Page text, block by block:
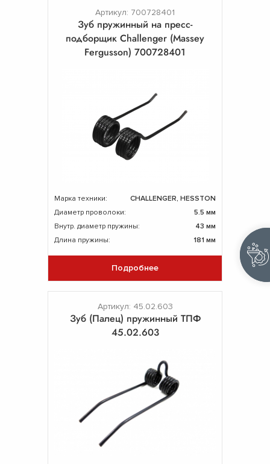
Артикул: 700728401
Зуб пружинный на пресс-
подборщик Challenger (Massey
Fergusson) 700728401
Марка техники:
CHALLENGER, HESSTON
Диаметр проволоки:
5.5 мм
Внутр. диаметр пружины:
43 мм
Длина пружины:
181 мм
Подробнее
Артикул: 45.02.603
Зуб (Палец) пружинный ТПФ
45.02.603